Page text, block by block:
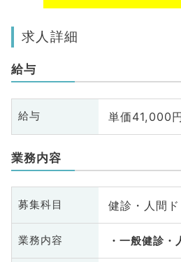
求人詳細
給与
給与 単価41,000
業務内容
募集科目 健診・人間ド
業務内容 一般健診・